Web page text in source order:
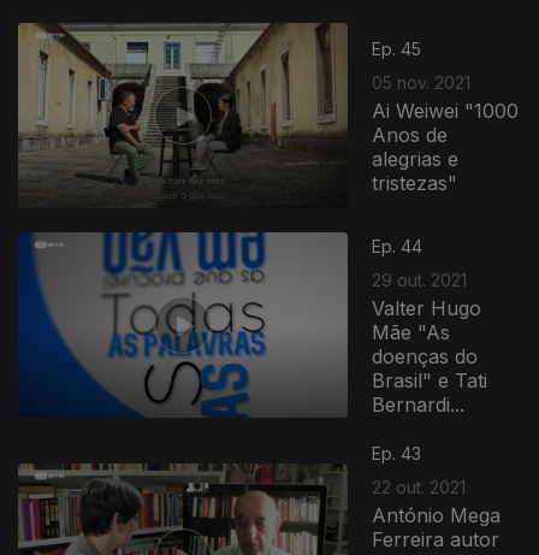
Ep. 45
05 nov. 2021
Ai Weiwei "1000
Anos de
alegrias e
tristezas"
Ep. 44
29 out. 2021
Valter Hugo
Mãe "As
doenças do
Brasil" e Tati
Bernardi...
Ep. 43
22 out. 2021
António Mega
Ferreira autor